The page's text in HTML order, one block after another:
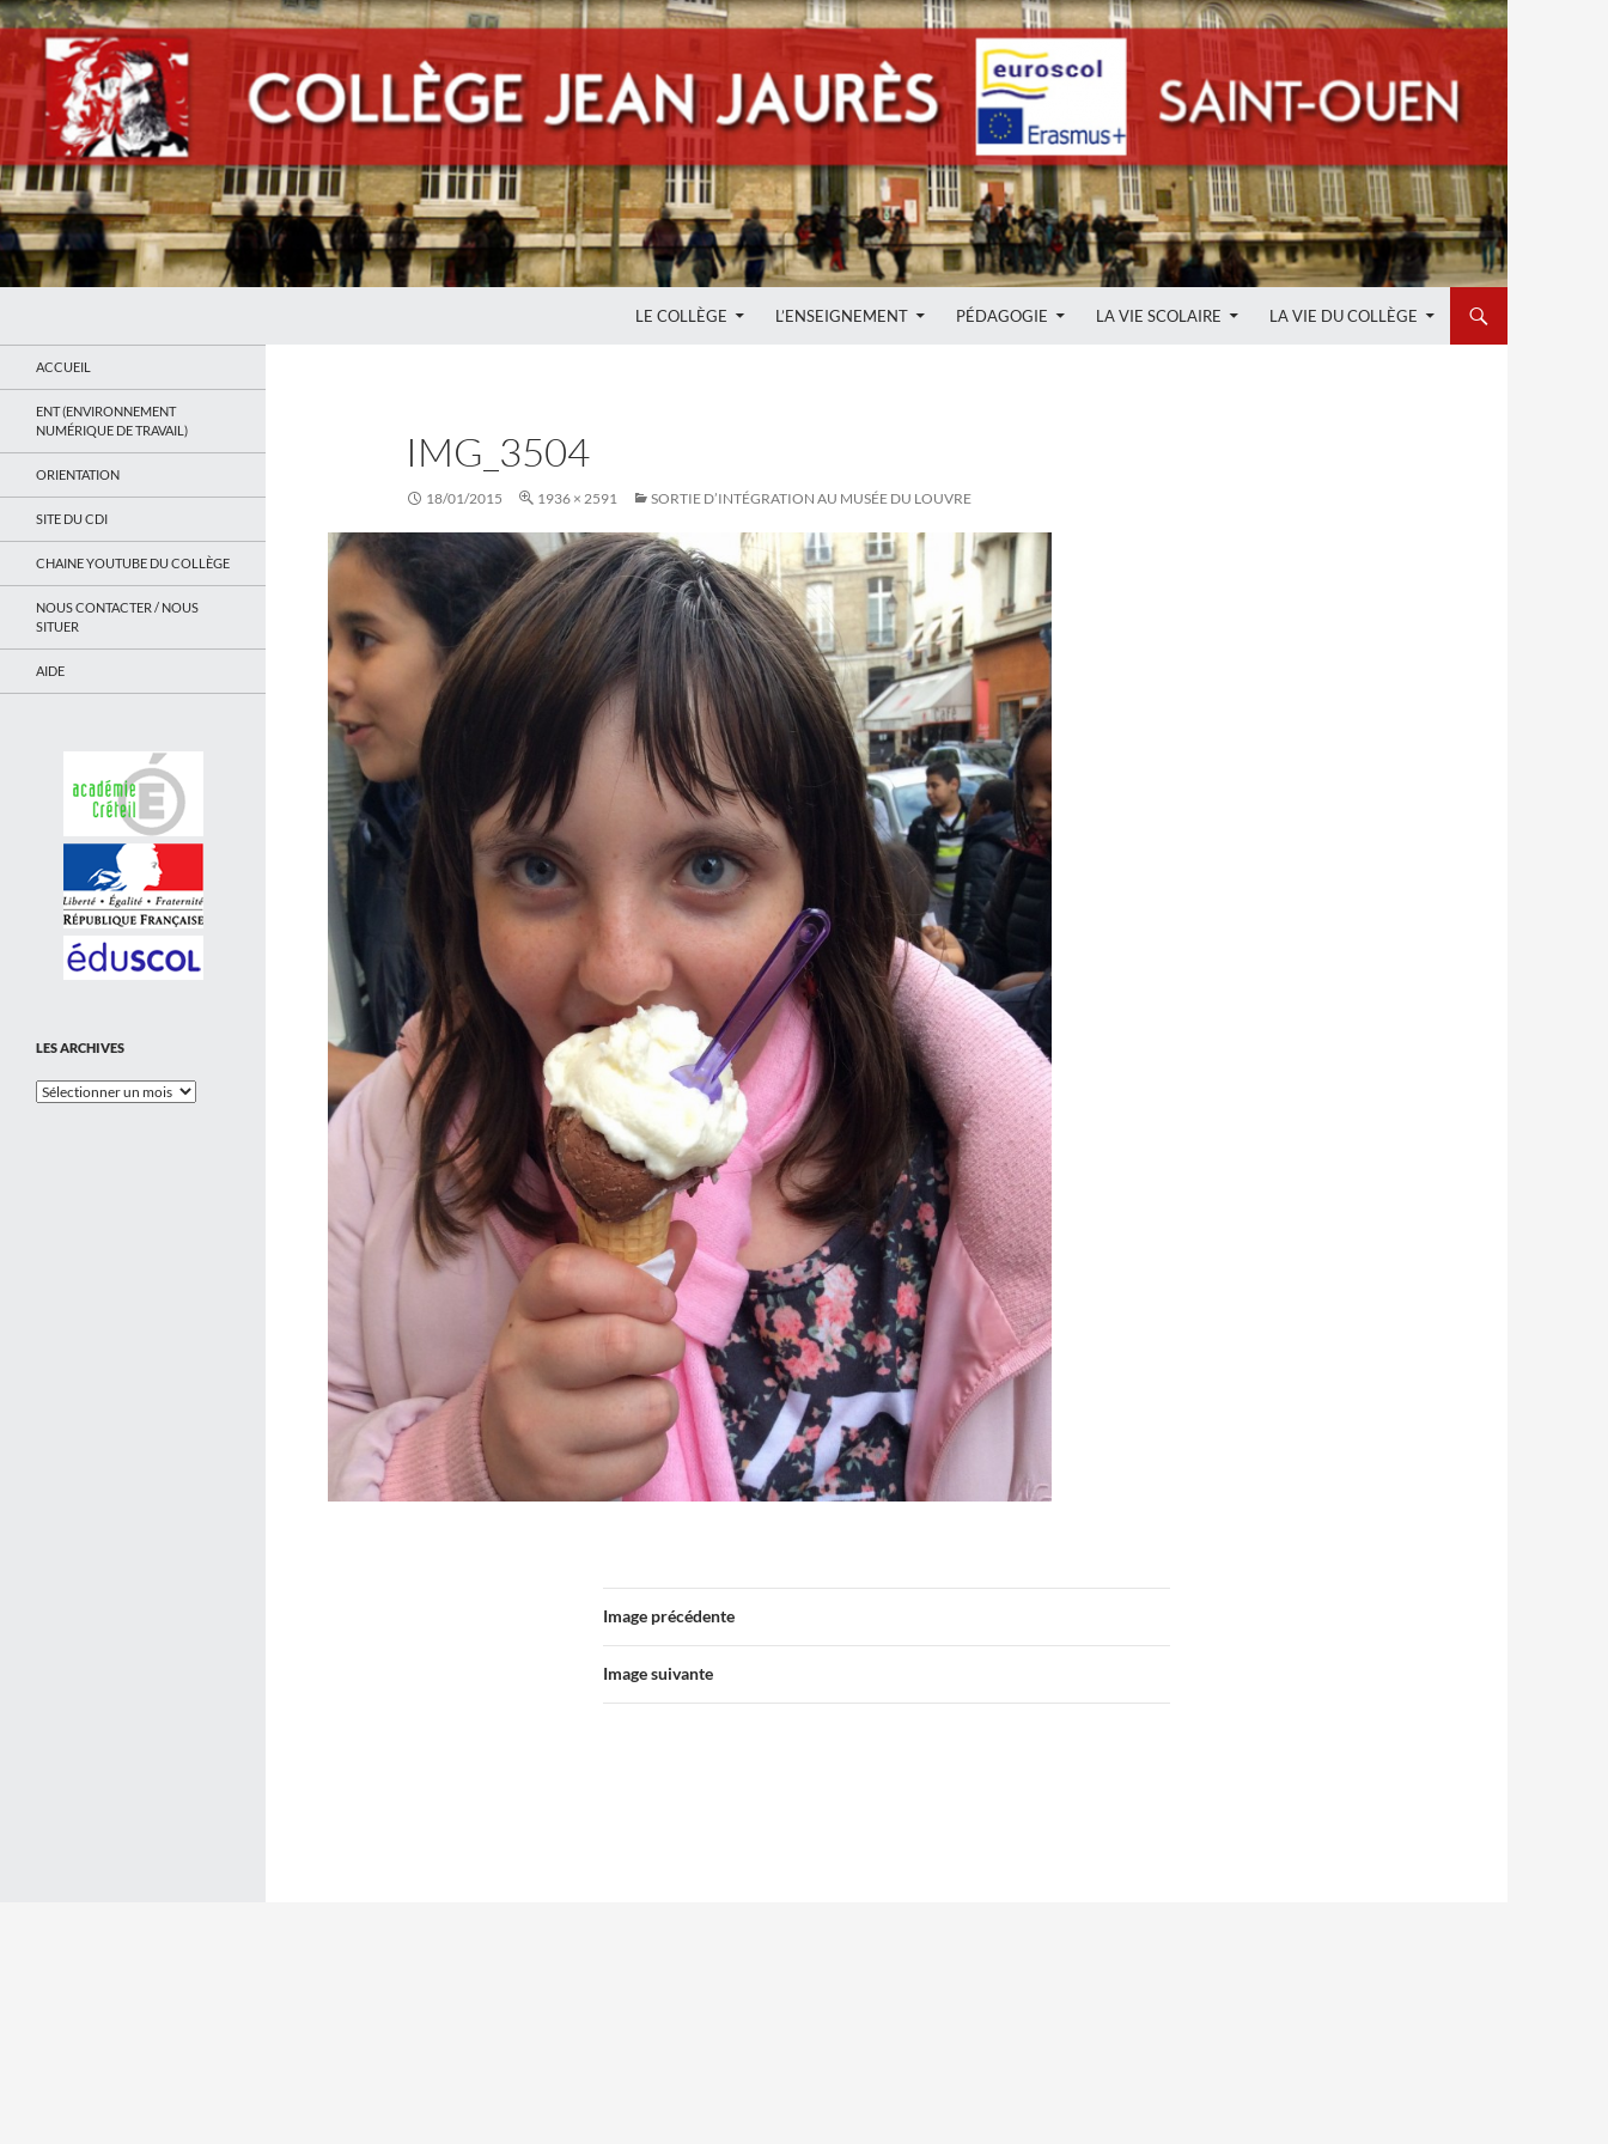
LE COLLÈGE L’ENSEIGNEMENT PÉDAGOGIE LA VIE SCOLAIRE LA VIE DU COLLÈGE
IMG_3504
18/01/2015 1936 × 2591 SORTIE D’INTÉGRATION AU MUSÉE DU LOUVRE
Image précédente
Image suivante
ACCUEIL
ENT (ENVIRONNEMENT
NUMÉRIQUE DE TRAVAIL)
ORIENTATION
SITE DU CDI
CHAINE YOUTUBE DU COLLÈGE
NOUS CONTACTER / NOUS
SITUER
AIDE
LES ARCHIVES
Les